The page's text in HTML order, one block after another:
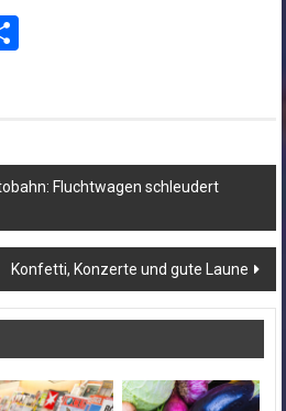
Teilen
Fluchtwagen schleudert
Konfetti, Konzerte und gute Laune